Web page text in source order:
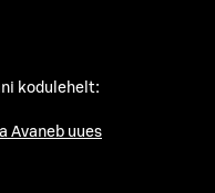
kodulehelt:
Avaneb uues